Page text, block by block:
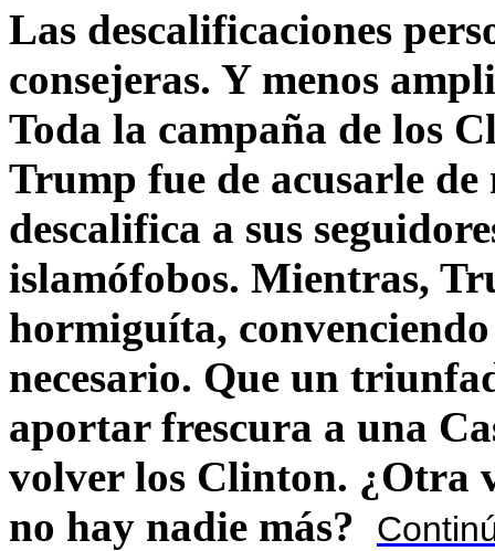
Las descalificaciones
consejeras. Y menos
Toda la campaña de los
Trump fue de acusarle
descalifica a sus
islamófobos. Mientras,
hormiguíta,
necesario. Que un
aportar frescura a una
volver los Clinton. ¿Otra
no hay nadie más?